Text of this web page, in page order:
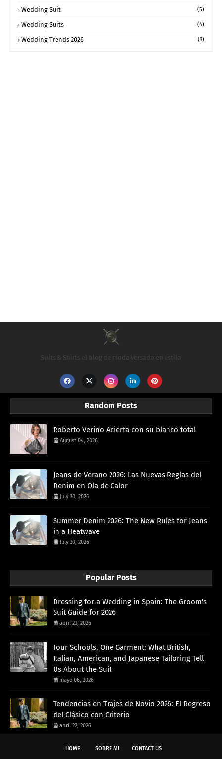
Wedding Suit (5)
Wedding Suits (4)
Wedding Trends 2026 (3)
Suits & Shirts el blog de moda versado en estilo
Random Posts
Roberto Verino Acierta con su blanco total
August 04, 2026
Jeans de Verano 2026: Las Nuevas Reglas del
Denim en Ola de Calor
July 30, 2026
Summer Denim 2026: The New Rules for Jeans
in a Heatwave
July 30, 2026
Popular Posts
Dressing for a Wedding in Spain: The Groom's
Suit Guide for 2026
abril 23, 2026
Four Schools, One Garment: What British,
Italian, American, and Japanese Tailoring Tell
Us About the Suit
mayo 06, 2026
Tendencias en Trajes de Novio 2026: El Regreso
del Clásico con Criterio
abril 22, 2026
HOME SOBRE MI CONTACT US